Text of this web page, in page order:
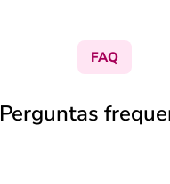
FAQ
Perguntas